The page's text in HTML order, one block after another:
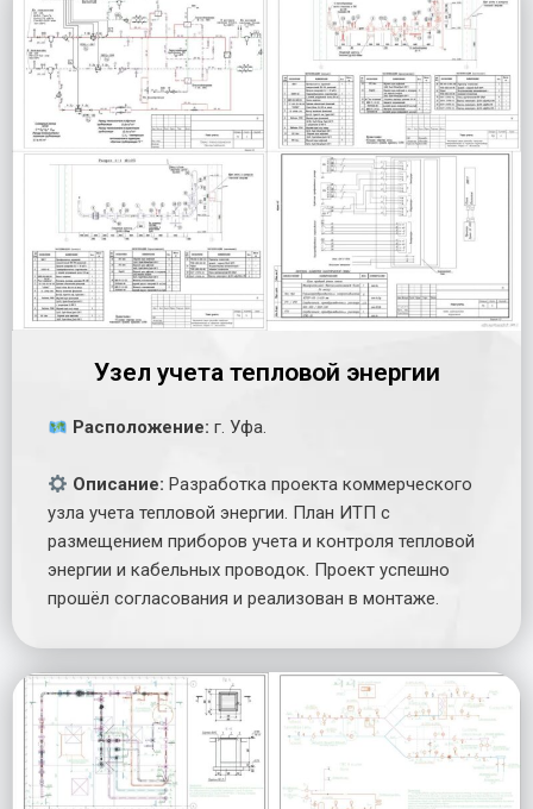
Узел учета тепловой энергии
Расположение: г. Уфа.
Описание: Разработка проекта коммерческого
узла учета тепловой энергии. План ИТП с
размещением приборов учета и контроля тепловой
энергии и кабельных проводок. Проект успешно
прошёл согласования и реализован в монтаже.